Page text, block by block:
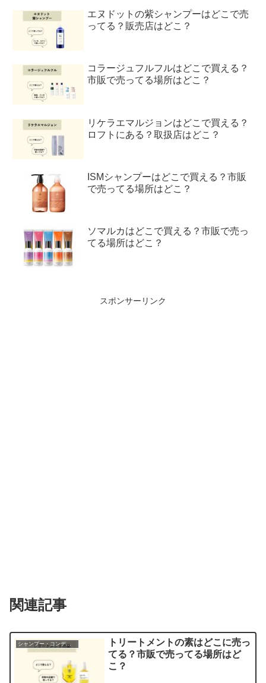
エヌドットの紫シャンプーはどこで売
ってる？販売店はどこ？
コラージュフルフルはどこで買える？
市販で売ってる場所はどこ？
リケラエマルジョンはどこで買える？
ロフトにある？取扱店はどこ？
ISMシャンプーはどこで買える？市販
で売ってる場所はどこ？
ソマルカはどこで買える？市販で売っ
てる場所はどこ？
スポンサーリンク
関連記事
シャンプー・コンディショナー
トリートメントの素はどこに売っ
てる？市販で売ってる場所はど
こ？